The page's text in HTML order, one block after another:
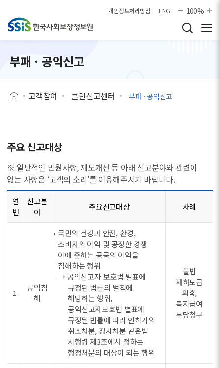
개인정보처리방침 ENG 100%
부패 · 공익신고
고객참여 클린신고센터 부패 · 공익신고
주요 신고대상
※ 일반적인 민원사항, 제도개선 등 아래 신고분야와 관련이
없는 사항은 ‘고객의 소리’를 이용해주시기 바랍니다.
연
번
신고분
야
주요신고대상 사례
1
공익침
해
• 국민의 건강과 안전, 환경,
소비자의 이익 및 공정한 경쟁
이에 준하는 공공의 이익을
침해하는 행위
→ 공익신고자 보호법 별표에
규정된 법률의 벌칙에
해당하는 행위,
공익신고자보호법 별표에
규정된 법률에 따라 인허가의
취소처분, 정지처분 같은법
시행령 제3조에서 정하는
행정처분의 대상이 되는 행위
불법
재하도급
의혹,
복지급여
부당청구